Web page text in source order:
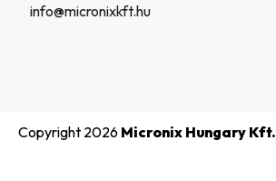
info@micronixkft.hu
Copyright 2026 Micronix Hungary Kft.